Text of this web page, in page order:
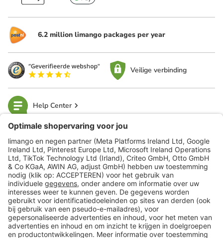
6.2 million limango packages per year
Veilige verbinding
Help Center
limango
Veilig winkelen
Klantenservice
Shop
Acties